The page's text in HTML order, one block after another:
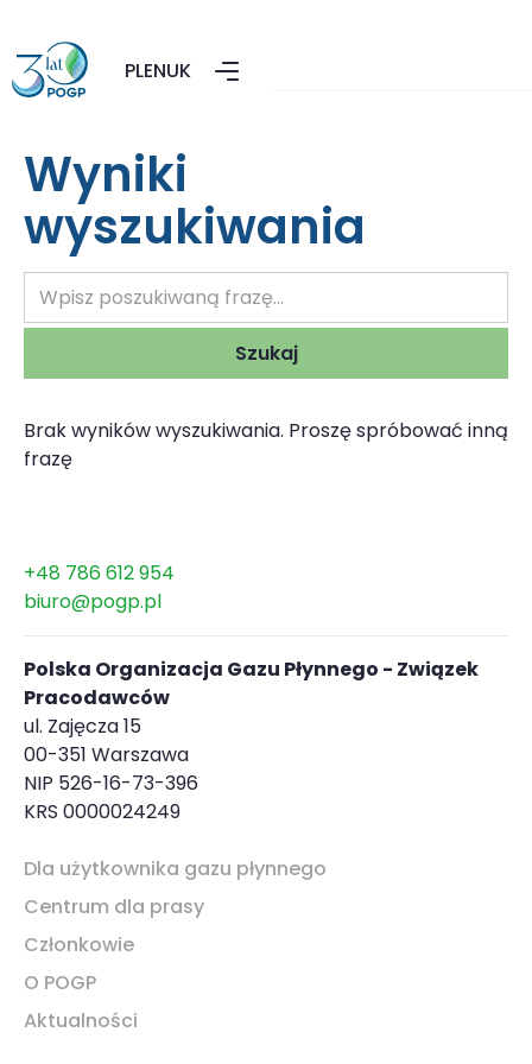
PLENUK
Wyniki
wyszukiwania
Brak wyników wyszukiwania. Proszę spróbować inną
frazę
+48 786 612 954
biuro@pogp.pl
Polska Organizacja Gazu Płynnego - Związek
Pracodawców
ul. Zajęcza 15
00-351 Warszawa
NIP 526-16-73-396
KRS 0000024249
Dla użytkownika gazu płynnego
Centrum dla prasy
Członkowie
O POGP
Aktualności